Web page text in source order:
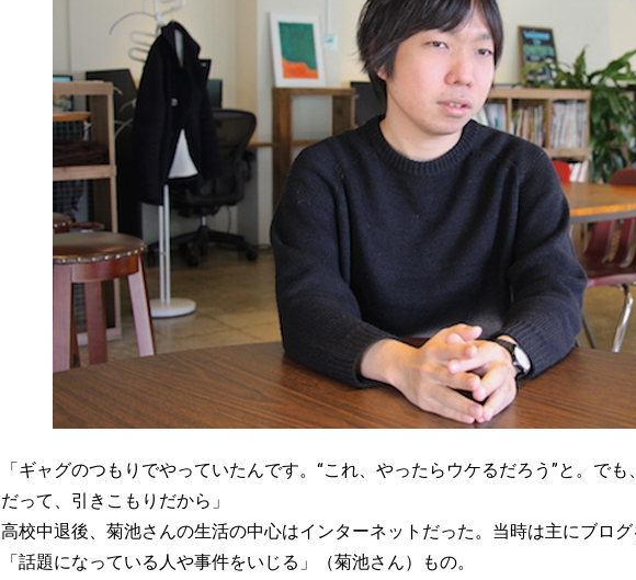
「ギャグのつもりでやっていたんです。“これ、やったらウケるだろう”と。でも
だって、引きこもりだから」
高校中退後、菊池さんの生活の中心はインターネットだった。当時は主にブロ
「話題になっている人や事件をいじる」（菊池さん）もの。